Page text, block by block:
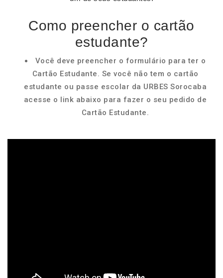
Como preencher o cartão
estudante?
Você deve preencher o formulário para ter o
Cartão Estudante. Se você não tem o cartão
estudante ou passe escolar da URBES Sorocaba
acesse o link abaixo para fazer o seu pedido de
Cartão Estudante.